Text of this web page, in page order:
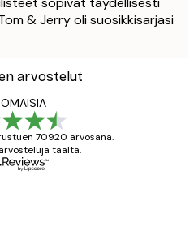
& Jerry oli suosikkisarjasi
arvostelut
70920 arvosana.
täältä.